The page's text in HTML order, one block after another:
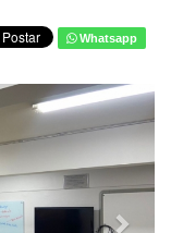
Whatsapp
Next